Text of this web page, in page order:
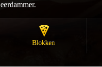
Blokken